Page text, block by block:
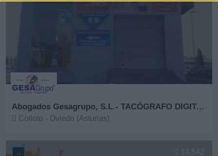
Abogados Gesagrupo, S.L.- TACÓGRAFO DIGITAL
Colloto - Oviedo (Asturias)